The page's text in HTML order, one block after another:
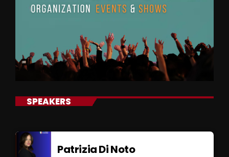
SPEAKERS
Patrizia Di Noto